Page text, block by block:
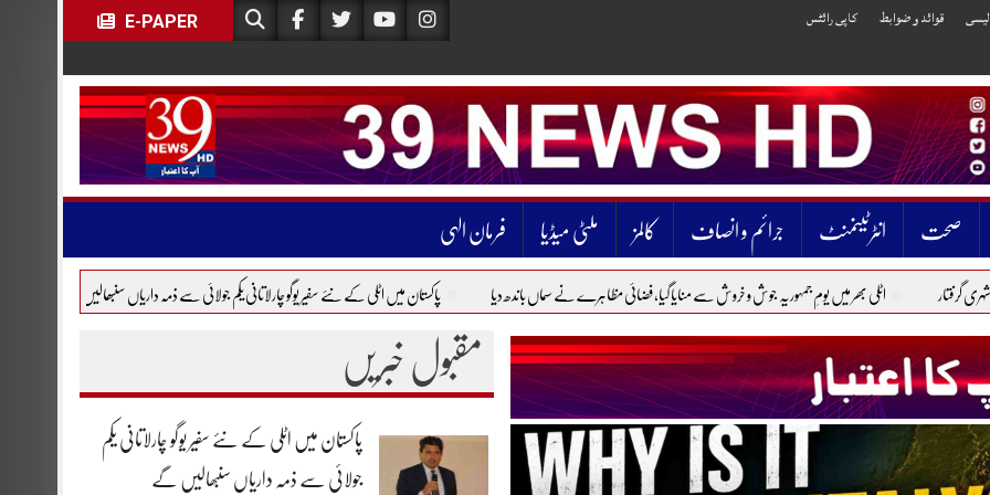
E-PAPER قوائد و ضوابط
کاپی رائٹس
صحت انٹرٹینمنٹ جرائم و انصاف کالمز ملٹی میڈیا فرمان الہی
اٹلی بھر میں یومِ جمہوریہ جوش و خروش سے منایا گیا، فضائی مظاہرے نے سماں باندھ دیا پاکستان میں اٹلی کے نئے سفیر یوگو چارلاتانی یکم جولائی سے ذمہ داریاں سنبھالیں گے یورپی فضائی
مقبول خبریں
پاکستان میں اٹلی کے نئے سفیر یوگو چارلاتانی یکم
جولائی سے ذمہ داریاں سنبھالیں گے